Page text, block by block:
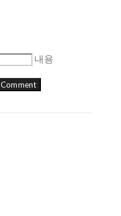
내용
Comment